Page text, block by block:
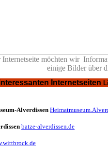
Internetseite möchten wir
einige Bilder über
Internetseiten
Alverdissen
batze-alverdissen.de